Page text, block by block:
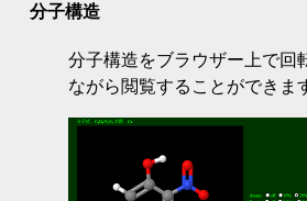
分子構造
分子構造をブラウザー上で回
ながら閲覧することができま